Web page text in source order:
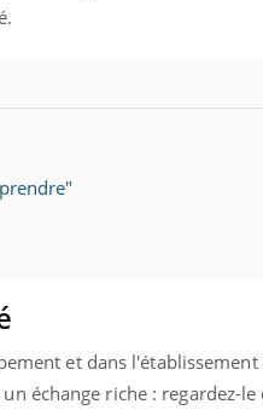
et dans l'établissement
échange riche : regardez-le